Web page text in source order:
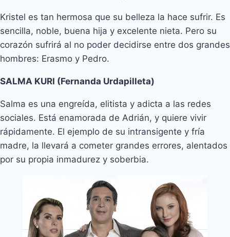
Kristel es tan hermosa que su belleza la hace sufrir. Es
sencilla, noble, buena hija y excelente nieta. Pero su
corazón sufrirá al no poder decidirse entre dos grandes
hombres: Erasmo y Pedro.
SALMA KURI (Fernanda Urdapilleta)
Salma es una engreída, elitista y adicta a las redes
sociales. Está enamorada de Adrián, y quiere vivir
rápidamente. El ejemplo de su intransigente y fría
madre, la llevará a cometer grandes errores, alentados
por su propia inmadurez y soberbia.